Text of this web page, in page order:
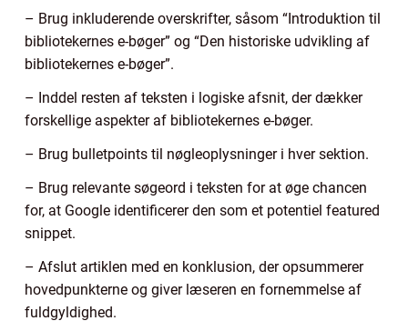
– Brug inkluderende overskrifter, såsom “Introduktion til
bibliotekernes e-bøger” og “Den historiske udvikling af
bibliotekernes e-bøger”.
– Inddel resten af teksten i logiske afsnit, der dækker
forskellige aspekter af bibliotekernes e-bøger.
– Brug bulletpoints til nøgleoplysninger i hver sektion.
– Brug relevante søgeord i teksten for at øge chancen
for, at Google identificerer den som et potentiel featured
snippet.
– Afslut artiklen med en konklusion, der opsummerer
hovedpunkterne og giver læseren en fornemmelse af
fuldgyldighed.